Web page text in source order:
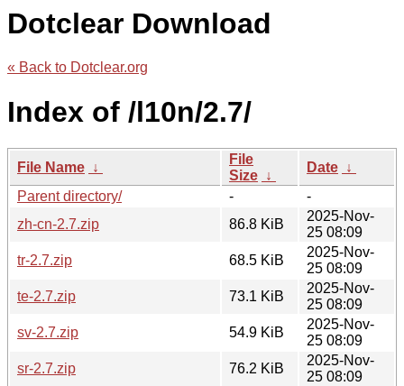
Dotclear Download
« Back to Dotclear.org
Index of /l10n/2.7/
File Name ↓
File
Size ↓
Date ↓
Parent directory/
-
-
zh-cn-2.7.zip
86.8 KiB
2025-Nov-
25 08:09
tr-2.7.zip
68.5 KiB
2025-Nov-
25 08:09
te-2.7.zip
73.1 KiB
2025-Nov-
25 08:09
sv-2.7.zip
54.9 KiB
2025-Nov-
25 08:09
sr-2.7.zip
76.2 KiB
2025-Nov-
25 08:09